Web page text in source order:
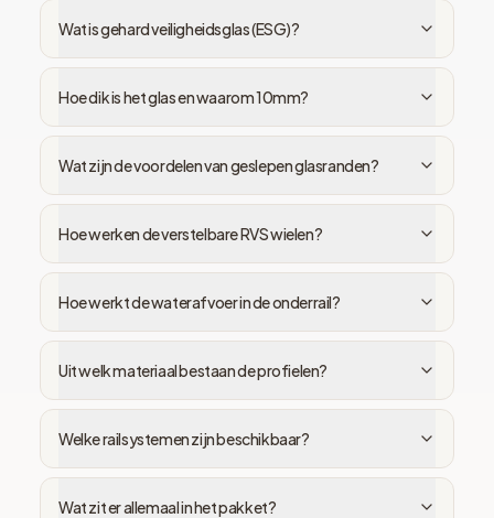
Wat is gehard veiligheidsglas (ESG)?
Hoe dik is het glas en waarom 10mm?
Wat zijn de voordelen van geslepen glasranden?
Hoe werken de verstelbare RVS wielen?
Hoe werkt de waterafvoer in de onderrail?
Uit welk materiaal bestaan de profielen?
Welke railsystemen zijn beschikbaar?
Wat zit er allemaal in het pakket?